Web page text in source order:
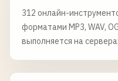
312 онлайн-
форматами MP3, WAV,
выполняется на